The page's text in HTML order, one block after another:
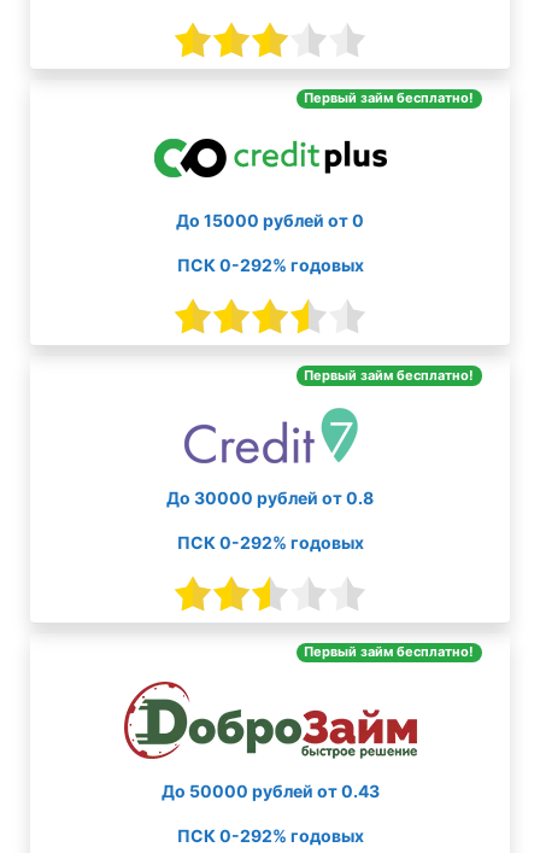
Первый займ бесплатно!
До 15000 рублей от 0
ПСК 0-292% годовых
Первый займ бесплатно!
До 30000 рублей от 0.8
ПСК 0-292% годовых
Первый займ бесплатно!
До 50000 рублей от 0.43
ПСК 0-292% годовых